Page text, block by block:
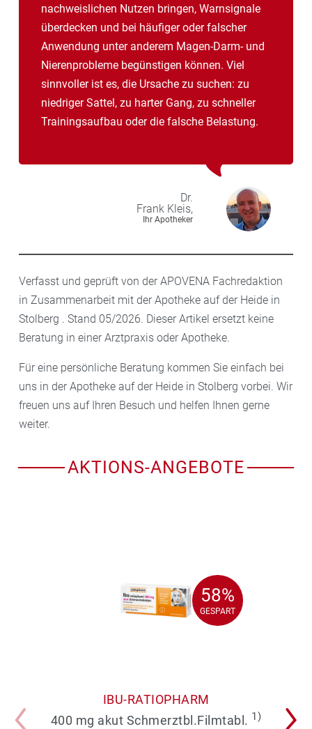
nachweislichen Nutzen bringen, Warnsignale
überdecken und bei häufiger oder falscher
Anwendung unter anderem Magen-Darm- und
Nierenprobleme begünstigen können. Viel
sinnvoller ist es, die Ursache zu suchen: zu
niedriger Sattel, zu harter Gang, zu schneller
Trainingsaufbau oder die falsche Belastung.
Dr.
Frank Kleis,
Ihr Apotheker
Verfasst und geprüft von der APOVENA Fachredaktion
in Zusammenarbeit mit der Apotheke auf der Heide in
Stolberg . Stand 05/2026. Dieser Artikel ersetzt keine
Beratung in einer Arztpraxis oder Apotheke.
Für eine persönliche Beratung kommen Sie einfach bei
uns in der Apotheke auf der Heide in Stolberg vorbei. Wir
freuen uns auf Ihren Besuch und helfen Ihnen gerne
weiter.
AKTIONS-ANGEBOTE
58%
GESPART
58%
GESPART
IBU-RATIOPHARM
400 mg akut Schmerztbl.Filmtabl. 1)